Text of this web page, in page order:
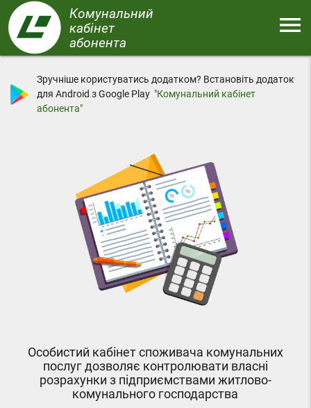
Перейти
до
основного
вмісту
Комунальний
кабінет
абонента
menu
Зручніше користуватись додатком? Встановіть додаток
для Android з Google Play "Комунальний кабінет
абонента"
Особистий кабінет споживача комунальних
послуг дозволяє контролювати власні
розрахунки з підприємствами житлово-
комунального господарства